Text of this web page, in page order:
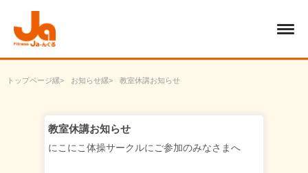
トップページ お知らせ 教室休講お知らせ
教室休講お知らせ
にこにこ体操サークルにご参加のみなさまへ